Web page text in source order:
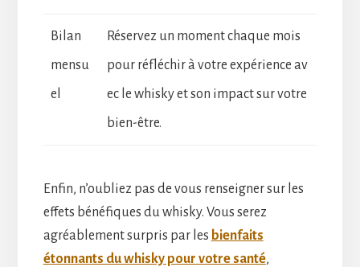
Bilan
mensu
el
Réservez un moment chaque mois
pour réfléchir à votre expérience av
ec le whisky et son impact sur votre
bien-être.
Enfin, n’oubliez pas de vous renseigner sur les
effets bénéfiques du whisky. Vous serez
agréablement surpris par les bienfaits
étonnants du whisky pour votre santé,